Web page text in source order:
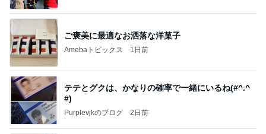
ご褒美に最適なお洒落な洋菓子
Amebaトピックス 1日前
テテとグクは、かなりの確率で一緒にいるね(#^.^
#)
Purplevjkのブログ 2日前